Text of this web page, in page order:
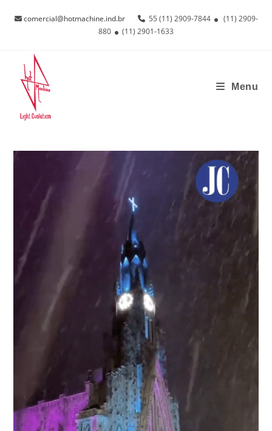
para
conteúdo
comercial@hotmachine.ind.br 55 (11) 2909-7844
(11) 2909-
880
(11) 2901-1633
Menu